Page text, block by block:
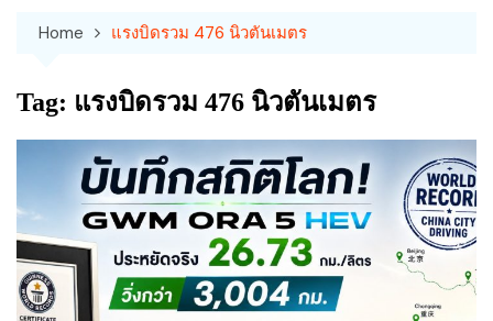
Home แรงบิดรวม 476 นิวตันเมตร
Tag: แรงบิดรวม 476 นิวตันเมตร